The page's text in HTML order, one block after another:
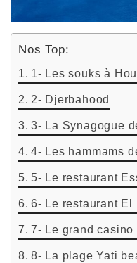
Nos Top:
1- Les souks à
2- Djerbahood
3- La Synagogue
4- Les hammams
5- Le restaurant
6- Le restaurant El
7- Le grand casino
8- La plage Yati